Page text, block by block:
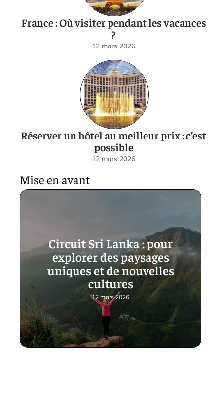
France : Où visiter pendant les vacances
?
12 mars 2026
Réserver un hôtel au meilleur prix : c’est
possible
12 mars 2026
Mise en avant
Circuit Sri Lanka : pour
explorer des paysages
uniques et de nouvelles
cultures
12 mars 2026